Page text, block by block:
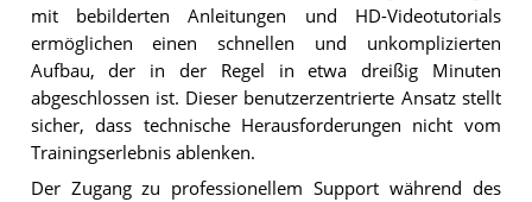
mit bebilderten Anleitungen und HD-Videotutorials
ermöglichen einen schnellen und unkomplizierten
Aufbau, der in der Regel in etwa dreißig Minuten
abgeschlossen ist. Dieser benutzerzentrierte Ansatz stellt
sicher, dass technische Herausforderungen nicht vom
Trainingserlebnis ablenken.
Der Zugang zu professionellem Support während des